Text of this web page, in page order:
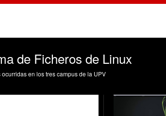
de Ficheros de Linux
en los tres campus de la UPV